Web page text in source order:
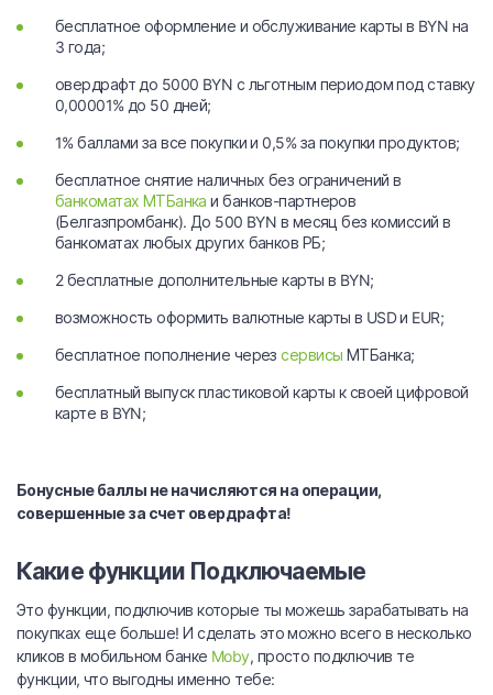
бесплатное оформление и обслуживание карты в BYN на
3 года;
овердрафт до 5000 BYN с льготным периодом под ставку
0,00001% до 50 дней;
1% баллами за все покупки и 0,5% за покупки продуктов;
бесплатное снятие наличных без ограничений в
банкоматах МТБанка и банков-партнеров
(Белгазпромбанк). До 500 BYN в месяц без комиссий в
банкоматах любых других банков РБ;
2 бесплатные дополнительные карты в BYN;
возможность оформить валютные карты в USD и EUR;
бесплатное пополнение черезсервисы МТБанка;
бесплатный выпуск пластиковой карты к своей цифровой
карте в BYN;
Бонусные баллы не начисляются на операции,
совершенные за счет овердрафта!
Какие функции Подключаемые
Это функции, подключив которые ты можешь зарабатывать на
покупках еще больше! И сделать это можно всего в несколько
кликов в мобильном банке Moby, просто подключив те
функции, что выгодны именно тебе: